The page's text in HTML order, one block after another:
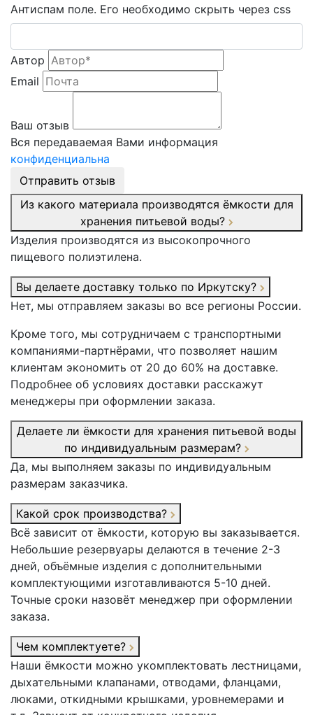
Антиспам поле. Его необходимо скрыть через css
Автор
Email
Ваш отзыв
Вся передаваемая Вами информация
конфиденциальна
Отправить отзыв
Из какого материала производятся ёмкости для
хранения питьевой воды?
Изделия производятся из высокопрочного
пищевого полиэтилена.
Вы делаете доставку только по Иркутску?
Нет, мы отправляем заказы во все регионы России.
Кроме того, мы сотрудничаем с транспортными
компаниями-партнёрами, что позволяет нашим
клиентам экономить от 20 до 60% на доставке.
Подробнее об условиях доставки расскажут
менеджеры при оформлении заказа.
Делаете ли ёмкости для хранения питьевой воды
по индивидуальным размерам?
Да, мы выполняем заказы по индивидуальным
размерам заказчика.
Какой срок производства?
Всё зависит от ёмкости, которую вы заказывается.
Небольшие резервуары делаются в течение 2-3
дней, объёмные изделия с дополнительными
комплектующими изготавливаются 5-10 дней.
Точные сроки назовёт менеджер при оформлении
заказа.
Чем комплектуете?
Наши ёмкости можно укомплектовать лестницами,
дыхательными клапанами, отводами, фланцами,
люками, откидными крышками, уровнемерами и